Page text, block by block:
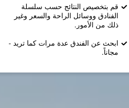
قم بتخصيص النتائج حسب سلسلة
الفنادق ووسائل الراحة والسعر وغير
ذلك من الأمور.
ابحث عن الفندق عدة مرات كما تريد -
مجاناً.